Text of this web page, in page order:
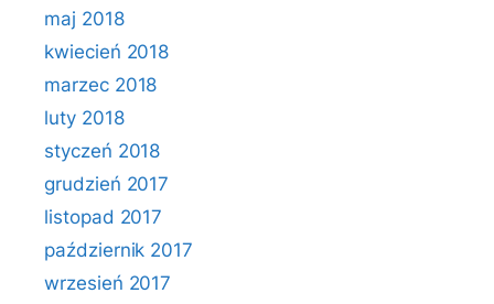
maj 2018
kwiecień 2018
marzec 2018
luty 2018
styczeń 2018
grudzień 2017
listopad 2017
październik 2017
wrzesień 2017